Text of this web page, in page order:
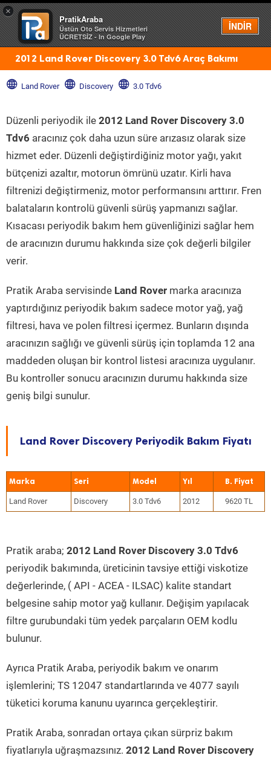
×
PratikAraba
Üstün Oto Servis Hizmetleri
ÜCRETSİZ - In Google Play
İNDİR
Menü
2012 Land Rover Discovery 3.0 Tdv6 Araç Bakımı
Land Rover Discovery 3.0 Tdv6
Düzenli periyodik ile 2012 Land Rover Discovery 3.0
Tdv6 aracınız çok daha uzun süre arızasız olarak size
hizmet eder. Düzenli değiştirdiğiniz motor yağı, yakıt
bütçenizi azaltır, motorun ömrünü uzatır. Kirli hava
filtrenizi değiştirmeniz, motor performansını arttırır. Fren
balataların kontrolü güvenli sürüş yapmanızı sağlar.
Kısacası periyodik bakım hem güvenliğinizi sağlar hem
de aracınızın durumu hakkında size çok değerli bilgiler
verir.
Pratik Araba servisinde Land Rover marka aracınıza
yaptırdığınız periyodik bakım sadece motor yağ, yağ
filtresi, hava ve polen filtresi içermez. Bunların dışında
aracınızın sağlığı ve güvenli sürüş için toplamda 12 ana
maddeden oluşan bir kontrol listesi aracınıza uygulanır.
Bu kontroller sonucu aracınızın durumu hakkında size
geniş bilgi sunulur.
Land Rover Discovery Periyodik Bakım Fiyatı
Marka Seri Model Yıl
Land Rover Discovery 3.0 Tdv6 2012 9620 TL
Pratik araba; 2012 Land Rover Discovery 3.0 Tdv6
periyodik bakımında, üreticinin tavsiye ettiği viskotize
değerlerinde, ( API - ACEA - ILSAC) kalite standart
belgesine sahip motor yağ kullanır. Değişim yapılacak
filtre gurubundaki tüm yedek parçaların OEM kodlu
bulunur.
Ayrıca Pratik Araba, periyodik bakım ve onarım
işlemlerini; TS 12047 standartlarında ve 4077 sayılı
tüketici koruma kanunu uyarınca gerçekleştirir.
Pratik Araba, sonradan ortaya çıkan sürpriz bakım
fiyatlarıyla uğraşmazsınız. 2012 Land Rover Discovery